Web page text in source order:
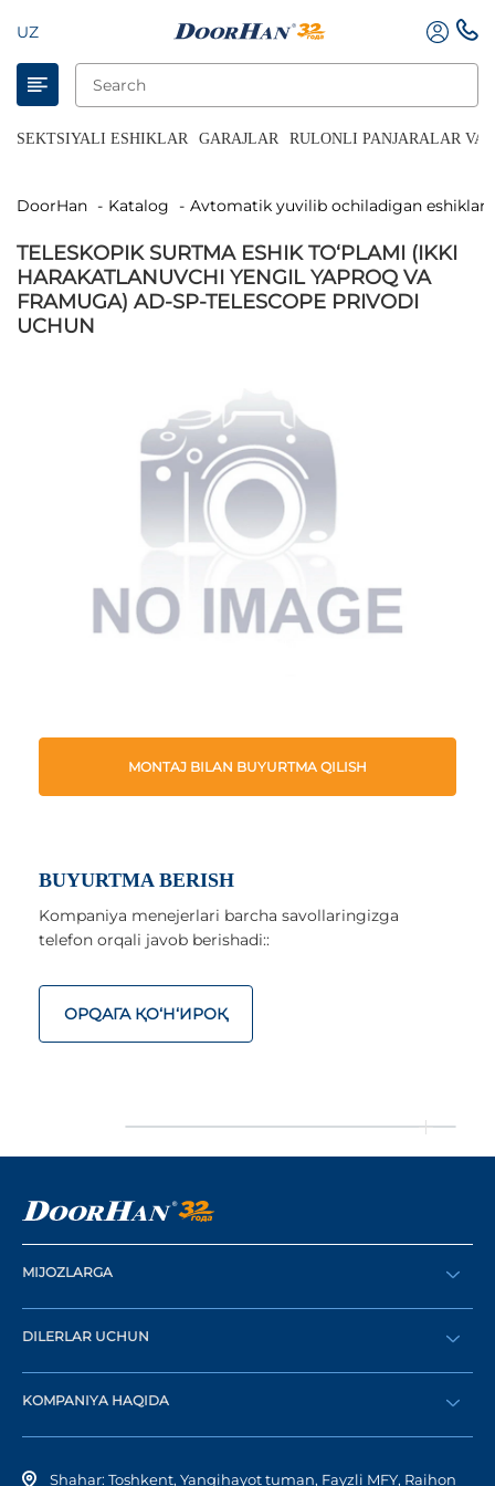
UZ
SEKTSIYALI ESHIKLAR GARAJLAR RULONLI PANJARALAR VA
DoorHan Katalog Avtomatik yuvilib ochiladigan eshiklar
TELESKOPIK SURTMA ESHIK TO‘PLAMI (IKKI
HARAKATLANUVCHI YENGIL YAPROQ VA
FRAMUGA) AD-SP-TELESCOPE PRIVODI
UCHUN
MONTAJ BILAN BUYURTMA QILISH
BUYURTMA BERISH
Kompaniya menejerlari barcha savollaringizga
telefon orqali javob berishadi::
ОРQАГА ҚO‘Н‘ИРОҚ
MIJOZLARGA
Buyurtma berish
DILERLAR UCHUN
Diler bo‘lish
Shaxsiy kabinetga kirish
KOMPANIYA HAQIDA
Kompaniya tarixi
Shahar: Toshkent, Yangihayot tuman, Fayzli MFY, Raihon